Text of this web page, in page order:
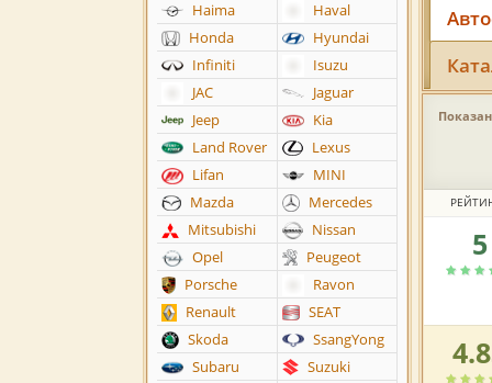
5
Haima
Haval
Honda
Hyundai
Infiniti
Isuzu
JAC
Jaguar
Jeep
Kia
Land Rover
Lexus
Lifan
MINI
Mazda
Mercedes
Mitsubishi
Nissan
Opel
Peugeot
Porsche
Ravon
Renault
SEAT
Skoda
SsangYong
Subaru
Suzuki